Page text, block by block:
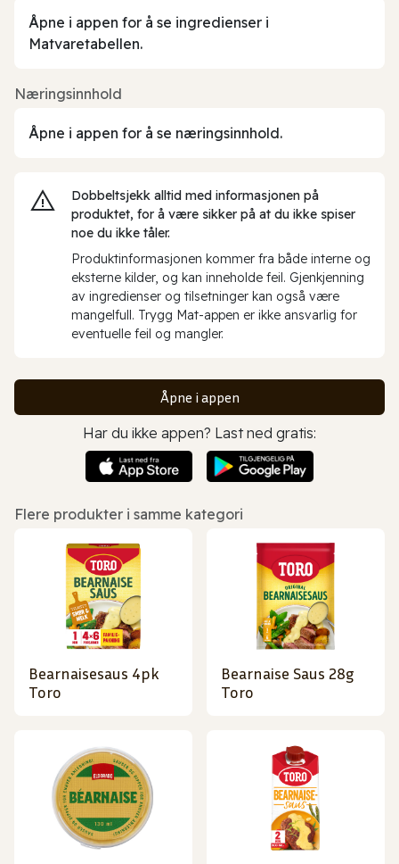
Åpne i appen for å se ingredienser i
Matvaretabellen.
Næringsinnhold
Åpne i appen for å se næringsinnhold.
Dobbeltsjekk alltid med informasjonen på
produktet, for å være sikker på at du ikke spiser
noe du ikke tåler.
Produktinformasjonen kommer fra både interne og
eksterne kilder, og kan inneholde feil. Gjenkjenning
av ingredienser og tilsetninger kan også være
mangelfull. Trygg Mat-appen er ikke ansvarlig for
eventuelle feil og mangler.
Åpne i appen
Har du ikke appen? Last ned gratis:
Flere produkter i samme kategori
Bearnaisesaus 4pk
Toro
Bearnaise Saus 28g
Toro